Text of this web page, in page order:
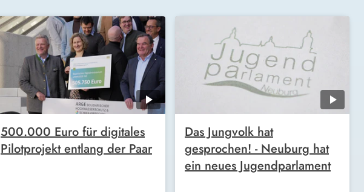
500.000 Euro für digitales
Pilotprojekt entlang der Paar
Das Jungvolk hat
gesprochen! - Neuburg hat
ein neues Jugendparlament